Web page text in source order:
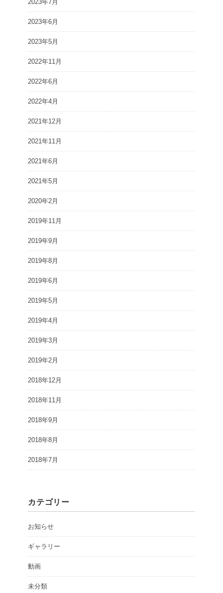
2023年7月
2023年6月
2023年5月
2022年11月
2022年6月
2022年4月
2021年12月
2021年11月
2021年6月
2021年5月
2020年2月
2019年11月
2019年9月
2019年8月
2019年6月
2019年5月
2019年4月
2019年3月
2019年2月
2018年12月
2018年11月
2018年9月
2018年8月
2018年7月
カテゴリー
お知らせ
ギャラリー
動画
未分類